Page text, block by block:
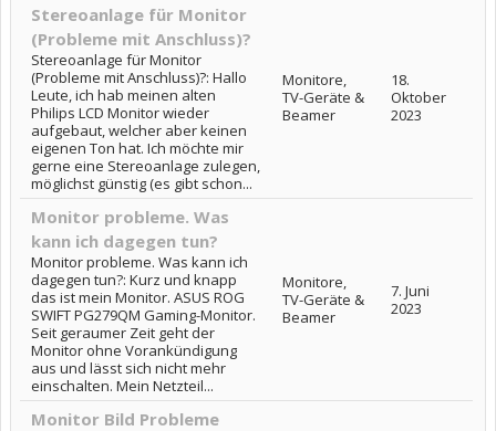
Stereoanlage für Monitor
(Probleme mit Anschluss)?
Stereoanlage für Monitor
(Probleme mit Anschluss)?: Hallo
Leute, ich hab meinen alten
Philips LCD Monitor wieder
aufgebaut, welcher aber keinen
eigenen Ton hat. Ich möchte mir
gerne eine Stereoanlage zulegen,
möglichst günstig (es gibt schon...
Monitore,
TV-Geräte &
Beamer
18.
Oktober
2023
Monitor probleme. Was
kann ich dagegen tun?
Monitor probleme. Was kann ich
dagegen tun?: Kurz und knapp
das ist mein Monitor. ASUS ROG
SWIFT PG279QM Gaming-Monitor.
Seit geraumer Zeit geht der
Monitor ohne Vorankündigung
aus und lässt sich nicht mehr
einschalten. Mein Netzteil...
Monitore,
TV-Geräte &
Beamer
7. Juni
2023
Monitor Bild Probleme